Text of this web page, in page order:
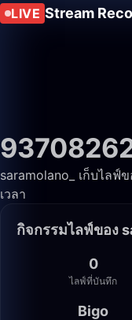
LIVE Stream
saramolano_ เก็บไลฟ์
เวลา
กิจกรรมไลฟ์ของ
0
ไลฟ์ที่บันทึก
Bigo